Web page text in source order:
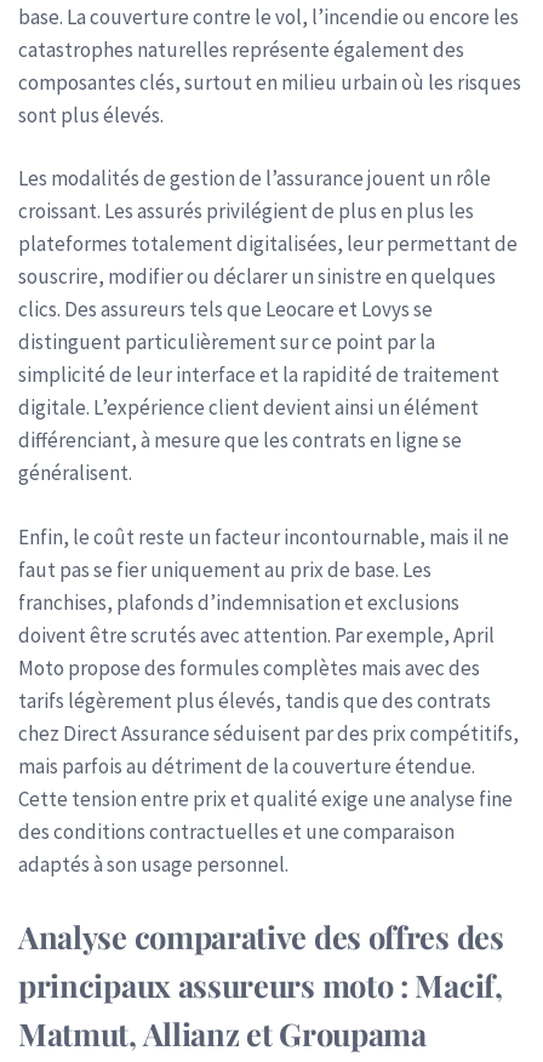
base. La couverture contre le vol, l’incendie ou encore les
catastrophes naturelles représente également des
composantes clés, surtout en milieu urbain où les risques
sont plus élevés.
Les modalités de gestion de l’assurance jouent un rôle
croissant. Les assurés privilégient de plus en plus les
plateformes totalement digitalisées, leur permettant de
souscrire, modifier ou déclarer un sinistre en quelques
clics. Des assureurs tels que Leocare et Lovys se
distinguent particulièrement sur ce point par la
simplicité de leur interface et la rapidité de traitement
digitale. L’expérience client devient ainsi un élément
différenciant, à mesure que les contrats en ligne se
généralisent.
Enfin, le coût reste un facteur incontournable, mais il ne
faut pas se fier uniquement au prix de base. Les
franchises, plafonds d’indemnisation et exclusions
doivent être scrutés avec attention. Par exemple, April
Moto propose des formules complètes mais avec des
tarifs légèrement plus élevés, tandis que des contrats
chez Direct Assurance séduisent par des prix compétitifs,
mais parfois au détriment de la couverture étendue.
Cette tension entre prix et qualité exige une analyse fine
des conditions contractuelles et une comparaison
adaptés à son usage personnel.
Analyse comparative des offres des
principaux assureurs moto : Macif,
Matmut, Allianz et Groupama